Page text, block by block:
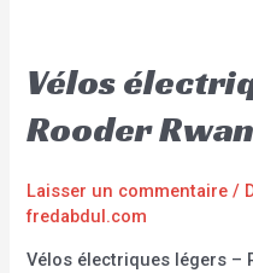
Vélos
Rooder
Laisser un commentaire /
fredabdul.com
Vélos électriques légers –